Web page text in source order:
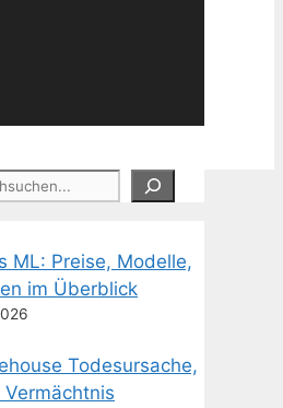
ML: Preise, Modelle,
im Überblick
Todesursache,
Vermächtnis